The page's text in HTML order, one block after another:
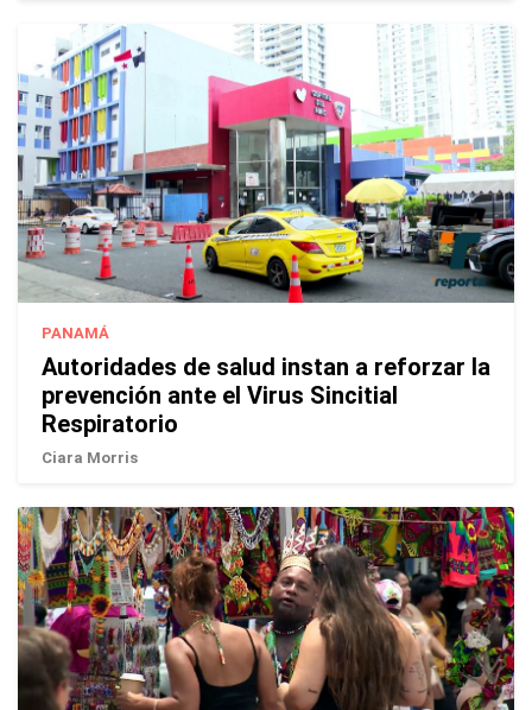
PANAMÁ
Autoridades de salud instan a reforzar la
prevención ante el Virus Sincitial
Respiratorio
Ciara Morris